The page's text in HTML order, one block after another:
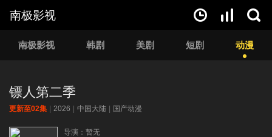
南极影视
南极影视 韩剧 美剧 短剧 动漫
镖人第二季
更新至02集 2026 中国大陆 国产动漫
导演：暂无